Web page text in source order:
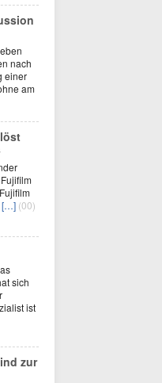
nach
einer
am
[…] (00)
sich
ist
zur